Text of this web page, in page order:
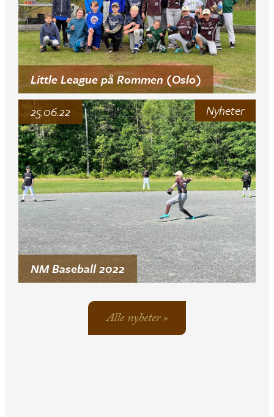
Little League på Rommen (Oslo)
Nyheter
NM Baseball 2022
25.06.22
Alle nyheter »